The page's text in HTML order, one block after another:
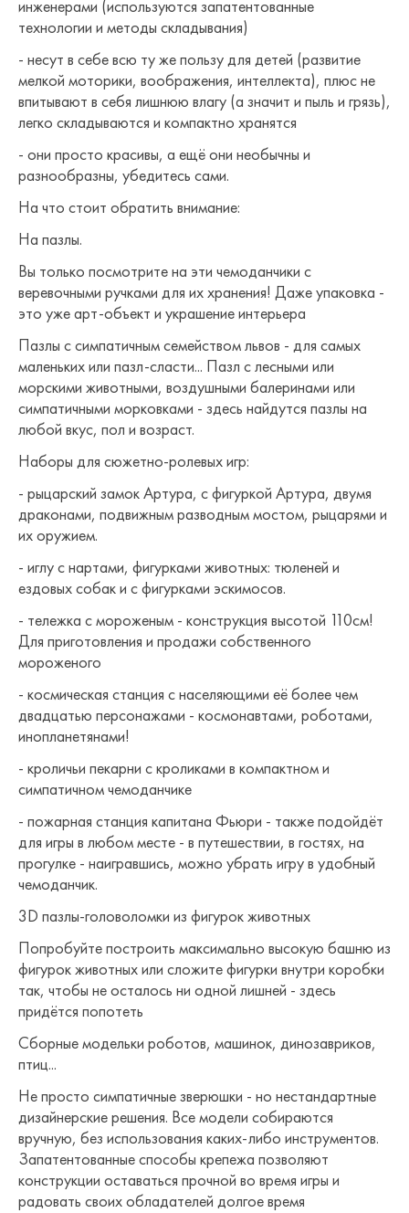
инженерами (используются запатентованные
технологии и методы складывания)
- несут в себе всю ту же пользу для детей (развитие
мелкой моторики, воображения, интеллекта), плюс не
впитывают в себя лишнюю влагу (а значит и пыль и грязь),
легко складываются и компактно хранятся
- они просто красивы, а ещё они необычны и
разнообразны, убедитесь сами.
На что стоит обратить внимание:
На пазлы.
Вы только посмотрите на эти чемоданчики с
веревочными ручками для их хранения! Даже упаковка -
это уже арт-объект и украшение интерьера
Пазлы с симпатичным семейством львов - для самых
маленьких или пазл-сласти... Пазл с лесными или
морскими животными, воздушными балеринами или
симпатичными морковками - здесь найдутся пазлы на
любой вкус, пол и возраст.
Наборы для сюжетно-ролевых игр:
- рыцарский замок Артура, с фигуркой Артура, двумя
драконами, подвижным разводным мостом, рыцарями и
их оружием.
- иглу с нартами, фигурками животных: тюленей и
ездовых собак и с фигурками эскимосов.
- тележка с мороженым - конструкция высотой 110см!
Для приготовления и продажи собственного
мороженого
- космическая станция с населяющими её более чем
двадцатью персонажами - космонавтами, роботами,
инопланетянами!
- кроличьи пекарни с кроликами в компактном и
симпатичном чемоданчике
- пожарная станция капитана Фьюри - также подойдёт
для игры в любом месте - в путешествии, в гостях, на
прогулке - наигравшись, можно убрать игру в удобный
чемоданчик.
3D пазлы-головоломки из фигурок животных
Попробуйте построить максимально высокую башню из
фигурок животных или сложите фигурки внутри коробки
так, чтобы не осталось ни одной лишней - здесь
придётся попотеть
Сборные модельки роботов, машинок, динозавриков,
птиц...
Не просто симпатичные зверюшки - но нестандартные
дизайнерские решения. Все модели собираются
вручную, без использования каких-либо инструментов.
Запатентованные способы крепежа позволяют
конструкции оставаться прочной во время игры и
радовать своих обладателей долгое время